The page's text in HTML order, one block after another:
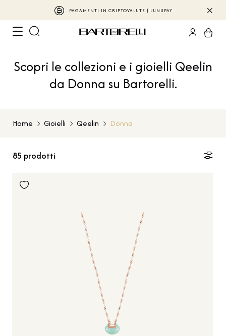
PAGAMENTI IN CRIPTOVALUTE | LUNUPAY
Scopri le collezioni e i gioielli Qeelin
da Donna su Bartorelli.
Home Gioielli Qeelin Donna
85 prodotti